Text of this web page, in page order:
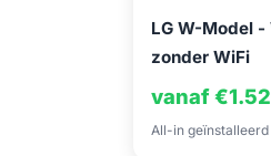
LG W-Model -
zonder WiFi
vanaf
All-in geïnstalleerd